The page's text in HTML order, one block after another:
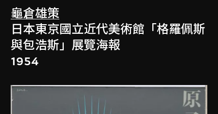
龜倉雄策
日本東京國立近代美術館「格羅佩斯
與包浩斯」展覽海報
1954